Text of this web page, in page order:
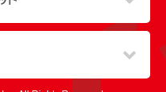
ます）
ます）